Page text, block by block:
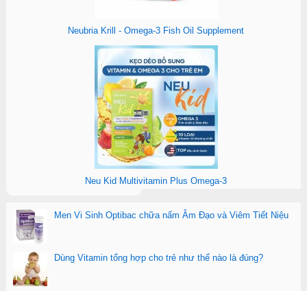
Neubria Krill - Omega-3 Fish Oil Supplement
Neu Kid Multivitamin Plus Omega-3
Men Vi Sinh Optibac chữa nấm Âm Đạo và Viêm Tiết Niệu
Dùng Vitamin tổng hợp cho trẻ như thế nào là đúng?